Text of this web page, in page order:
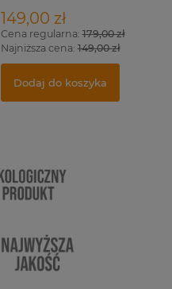
149,00 zł
Cena regularna:179,00 zł
Najniższa cena:149,00 zł
Dodaj do koszyka